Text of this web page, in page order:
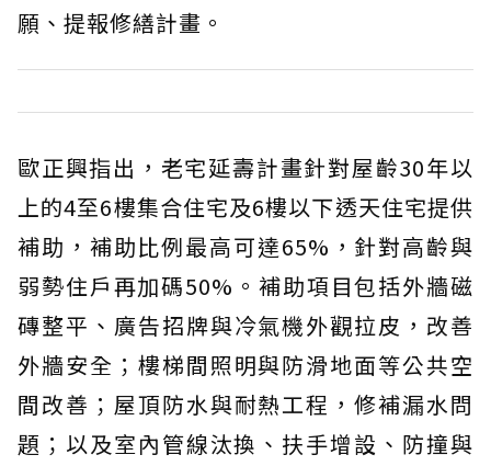
願、提報修繕計畫。
歐正興指出，老宅延壽計畫針對屋齡30年以
上的4至6樓集合住宅及6樓以下透天住宅提供
補助，補助比例最高可達65%，針對高齡與
弱勢住戶再加碼50%。補助項目包括外牆磁
磚整平、廣告招牌與冷氣機外觀拉皮，改善
外牆安全；樓梯間照明與防滑地面等公共空
間改善；屋頂防水與耐熱工程，修補漏水問
題；以及室內管線汰換、扶手增設、防撞與